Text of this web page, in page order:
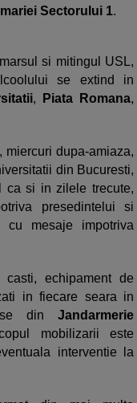
Sectorului 1.
si mitingul USL,
se extind in
, Piata Romana,
miercuri dupa-amiaza,
din Bucuresti,
si in zilele trecute,
presedintelui si
cu mesaje impotriva
echipament de
in fiecare seara in
din Jandarmerie
mobilizarii este
interventie la